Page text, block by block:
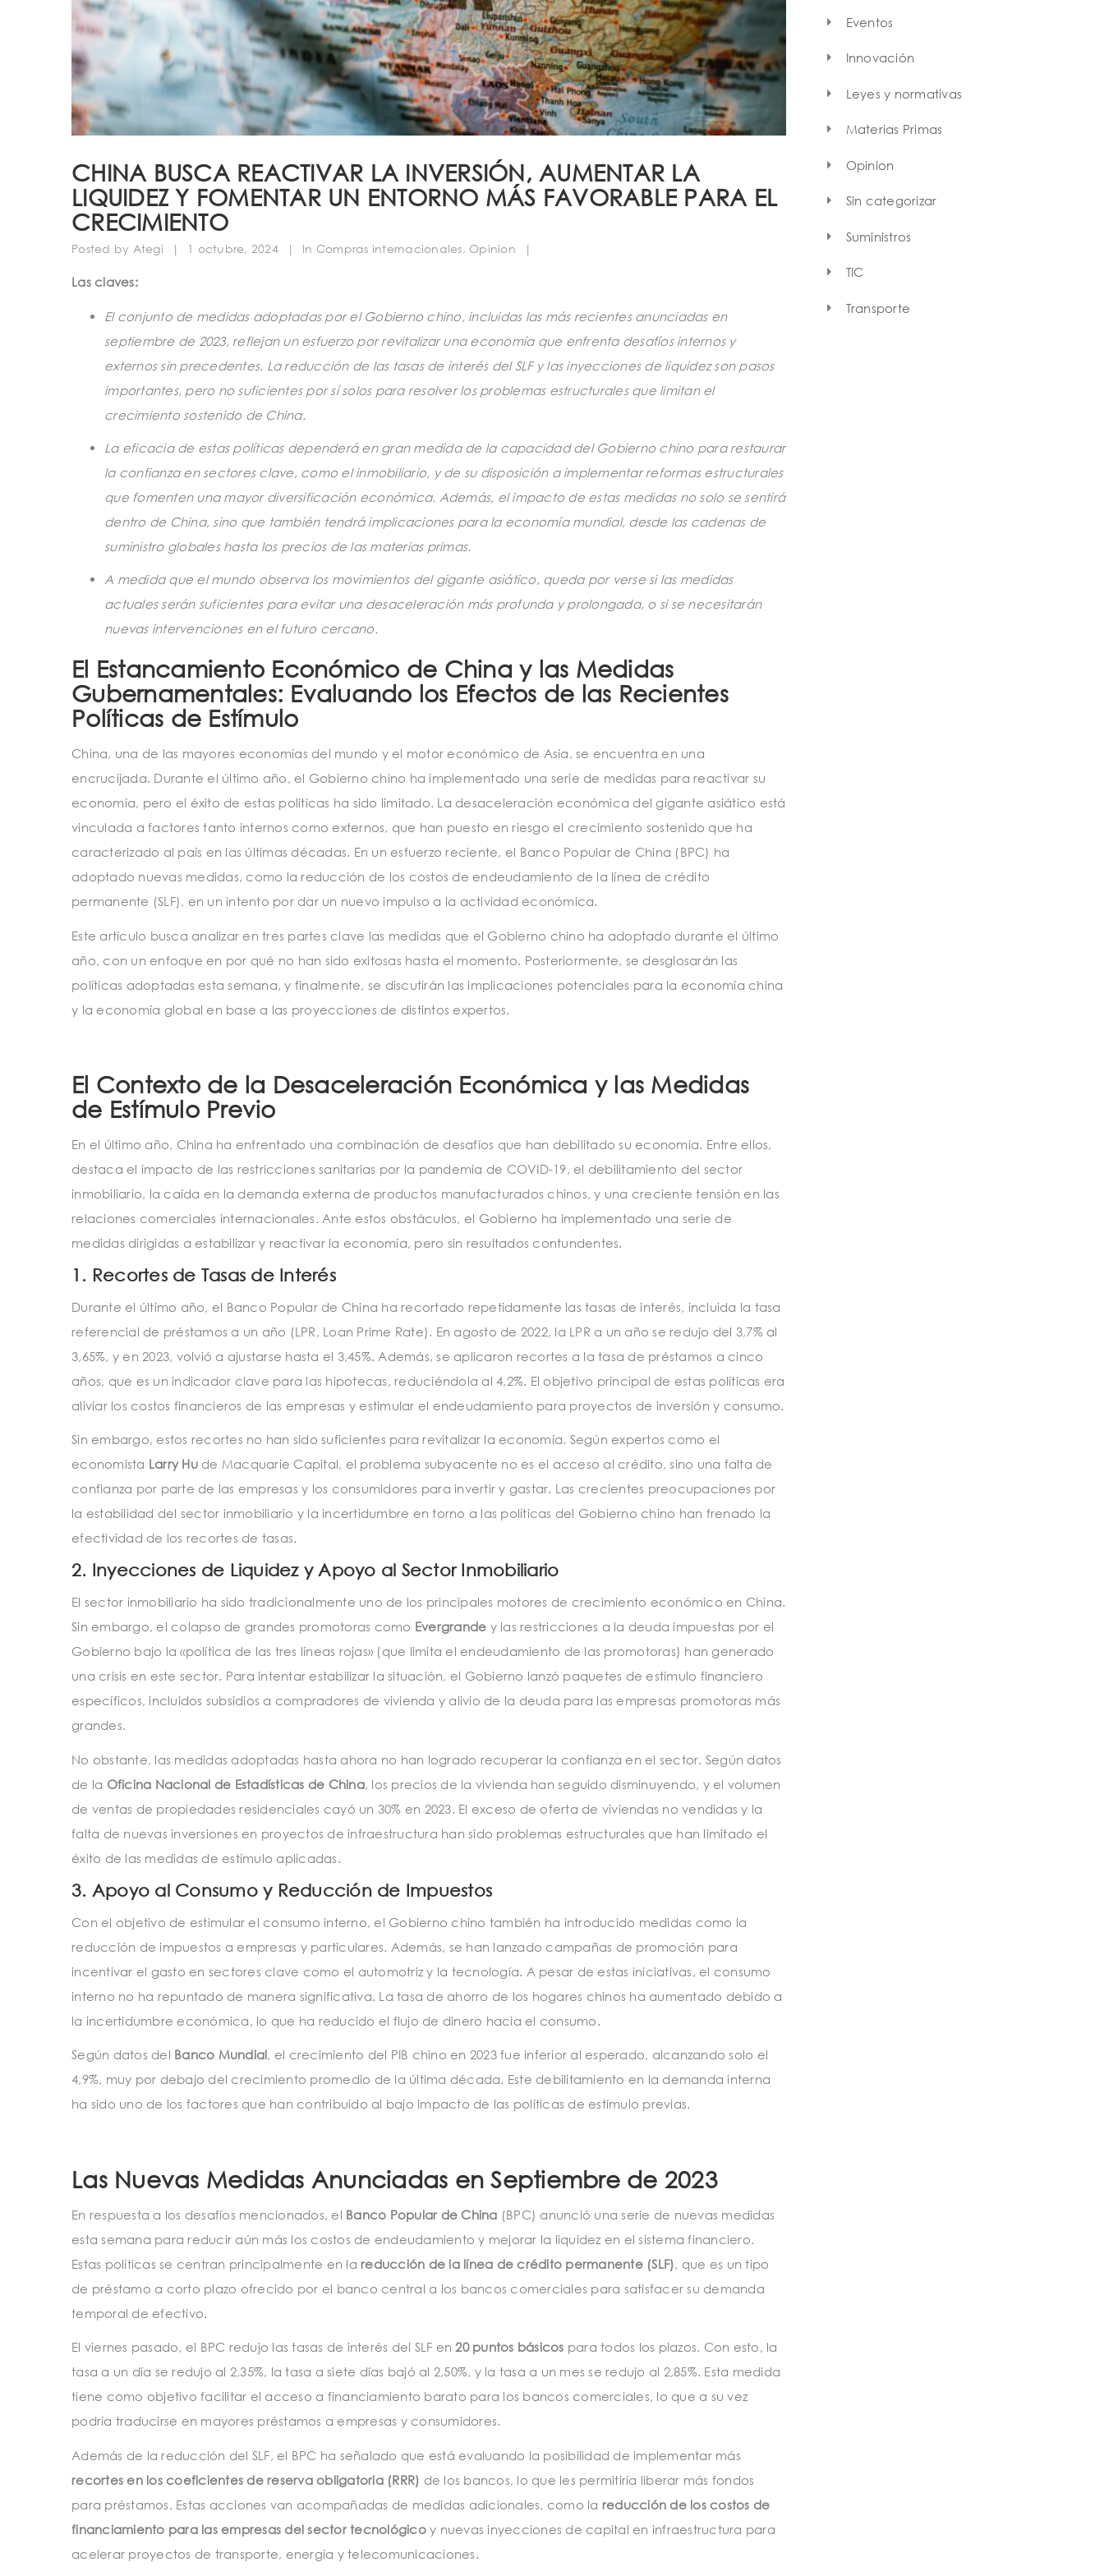
CHINA BUSCA REACTIVAR LA INVERSIÓN, AUMENTAR LA
LIQUIDEZ Y FOMENTAR UN ENTORNO MÁS FAVORABLE PARA EL
CRECIMIENTO
Posted by Ategi | 1 octubre, 2024 | In Compras internacionales, Opinion |
Las claves:
El conjunto de medidas adoptadas por el Gobierno chino, incluidas las más recientes anunciadas en
septiembre de 2023, reflejan un esfuerzo por revitalizar una economía que enfrenta desafíos internos y
externos sin precedentes. La reducción de las tasas de interés del SLF y las inyecciones de liquidez son pasos
importantes, pero no suficientes por sí solos para resolver los problemas estructurales que limitan el
crecimiento sostenido de China.
La eficacia de estas políticas dependerá en gran medida de la capacidad del Gobierno chino para restaurar
la confianza en sectores clave, como el inmobiliario, y de su disposición a implementar reformas estructurales
que fomenten una mayor diversificación económica. Además, el impacto de estas medidas no solo se sentirá
dentro de China, sino que también tendrá implicaciones para la economía mundial, desde las cadenas de
suministro globales hasta los precios de las materias primas.
A medida que el mundo observa los movimientos del gigante asiático, queda por verse si las medidas
actuales serán suficientes para evitar una desaceleración más profunda y prolongada, o si se necesitarán
nuevas intervenciones en el futuro cercano.
El Estancamiento Económico de China y las Medidas
Gubernamentales: Evaluando los Efectos de las Recientes
Políticas de Estímulo
China, una de las mayores economías del mundo y el motor económico de Asia, se encuentra en una
encrucijada. Durante el último año, el Gobierno chino ha implementado una serie de medidas para reactivar su
economía, pero el éxito de estas políticas ha sido limitado. La desaceleración económica del gigante asiático está
vinculada a factores tanto internos como externos, que han puesto en riesgo el crecimiento sostenido que ha
caracterizado al país en las últimas décadas. En un esfuerzo reciente, el Banco Popular de China (BPC) ha
adoptado nuevas medidas, como la reducción de los costos de endeudamiento de la línea de crédito
permanente (SLF), en un intento por dar un nuevo impulso a la actividad económica.
Este artículo busca analizar en tres partes clave las medidas que el Gobierno chino ha adoptado durante el último
año, con un enfoque en por qué no han sido exitosas hasta el momento. Posteriormente, se desglosarán las
políticas adoptadas esta semana, y finalmente, se discutirán las implicaciones potenciales para la economía china
y la economía global en base a las proyecciones de distintos expertos.
El Contexto de la Desaceleración Económica y las Medidas
de Estímulo Previo
En el último año, China ha enfrentado una combinación de desafíos que han debilitado su economía. Entre ellos,
destaca el impacto de las restricciones sanitarias por la pandemia de COVID-19, el debilitamiento del sector
inmobiliario, la caída en la demanda externa de productos manufacturados chinos, y una creciente tensión en las
relaciones comerciales internacionales. Ante estos obstáculos, el Gobierno ha implementado una serie de
medidas dirigidas a estabilizar y reactivar la economía, pero sin resultados contundentes.
1. Recortes de Tasas de Interés
Durante el último año, el Banco Popular de China ha recortado repetidamente las tasas de interés, incluida la tasa
referencial de préstamos a un año (LPR, Loan Prime Rate). En agosto de 2022, la LPR a un año se redujo del 3,7% al
3,65%, y en 2023, volvió a ajustarse hasta el 3,45%. Además, se aplicaron recortes a la tasa de préstamos a cinco
años, que es un indicador clave para las hipotecas, reduciéndola al 4,2%. El objetivo principal de estas políticas era
aliviar los costos financieros de las empresas y estimular el endeudamiento para proyectos de inversión y consumo.
Sin embargo, estos recortes no han sido suficientes para revitalizar la economía. Según expertos como el
economista Larry Hude Macquarie Capital, el problema subyacente no es el acceso al crédito, sino una falta de
confianza por parte de las empresas y los consumidores para invertir y gastar. Las crecientes preocupaciones por
la estabilidad del sector inmobiliario y la incertidumbre en torno a las políticas del Gobierno chino han frenado la
efectividad de los recortes de tasas.
2. Inyecciones de Liquidez y Apoyo al Sector Inmobiliario
El sector inmobiliario ha sido tradicionalmente uno de los principales motores de crecimiento económico en China.
Sin embargo, el colapso de grandes promotoras como Evergrande y las restricciones a la deuda impuestas por el
Gobierno bajo la «política de las tres líneas rojas» (que limita el endeudamiento de las promotoras) han generado
una crisis en este sector. Para intentar estabilizar la situación, el Gobierno lanzó paquetes de estímulo financiero
específicos, incluidos subsidios a compradores de vivienda y alivio de la deuda para las empresas promotoras más
grandes.
No obstante, las medidas adoptadas hasta ahora no han logrado recuperar la confianza en el sector. Según datos
de la Oficina Nacional de Estadísticas de China, los precios de la vivienda han seguido disminuyendo, y el volumen
de ventas de propiedades residenciales cayó un 30% en 2023. El exceso de oferta de viviendas no vendidas y la
falta de nuevas inversiones en proyectos de infraestructura han sido problemas estructurales que han limitado el
éxito de las medidas de estímulo aplicadas.
3. Apoyo al Consumo y Reducción de Impuestos
Con el objetivo de estimular el consumo interno, el Gobierno chino también ha introducido medidas como la
reducción de impuestos a empresas y particulares. Además, se han lanzado campañas de promoción para
incentivar el gasto en sectores clave como el automotriz y la tecnología. A pesar de estas iniciativas, el consumo
interno no ha repuntado de manera significativa. La tasa de ahorro de los hogares chinos ha aumentado debido a
la incertidumbre económica, lo que ha reducido el flujo de dinero hacia el consumo.
Según datos del Banco Mundial, el crecimiento del PIB chino en 2023 fue inferior al esperado, alcanzando solo el
4,9%, muy por debajo del crecimiento promedio de la última década. Este debilitamiento en la demanda interna
ha sido uno de los factores que han contribuido al bajo impacto de las políticas de estímulo previas.
Las Nuevas Medidas Anunciadas en Septiembre de 2023
En respuesta a los desafíos mencionados, el Banco Popular de China (BPC) anunció una serie de nuevas medidas
esta semana para reducir aún más los costos de endeudamiento y mejorar la liquidez en el sistema financiero.
Estas políticas se centran principalmente en la reducción de la línea de crédito permanente (SLF)
, que es un tipo
de préstamo a corto plazo ofrecido por el banco central a los bancos comerciales para satisfacer su demanda
temporal de efectivo.
El viernes pasado, el BPC redujo las tasas de interés del SLF en20 puntos básicos para todos los plazos. Con esto, la
tasa a un día se redujo al 2,35%, la tasa a siete días bajó al 2,50%, y la tasa a un mes se redujo al 2,85%. Esta medida
tiene como objetivo facilitar el acceso a financiamiento barato para los bancos comerciales, lo que a su vez
podría traducirse en mayores préstamos a empresas y consumidores.
Además de la reducción del SLF, el BPC ha señalado que está evaluando la posibilidad de implementar más
recortes en los coeficientes de reserva obligatoria (RRR) de los bancos, lo que les permitiría liberar más fondos
para préstamos. Estas acciones van acompañadas de medidas adicionales, como la reducción de los costos de
financiamiento para las empresas del sector tecnológicoy nuevas inyecciones de capital en infraestructura para
acelerar proyectos de transporte, energía y telecomunicaciones.
Eventos
Innovación
Leyes y normativas
Materias Primas
Opinion
Sin categorizar
Suministros
TIC
Transporte